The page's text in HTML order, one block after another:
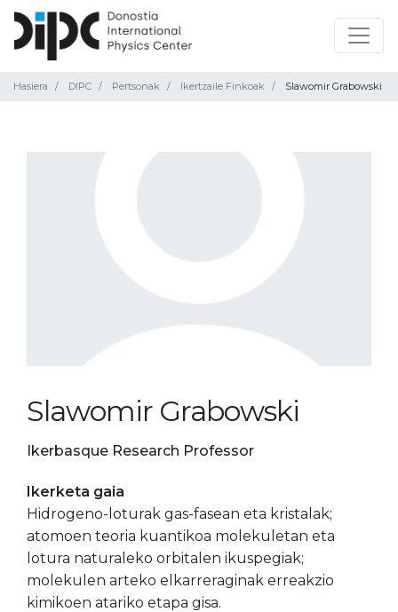
Hasiera DIPC Pertsonak Ikertzaile Finkoak Slawomir Grabowski
Slawomir Grabowski
Ikerbasque Research Professor
Ikerketa gaia
Hidrogeno-loturak gas-fasean eta kristalak;
atomoen teoria kuantikoa molekuletan eta
lotura naturaleko orbitalen ikuspegiak;
molekulen arteko elkarreraginak erreakzio
kimikoen atariko etapa gisa.